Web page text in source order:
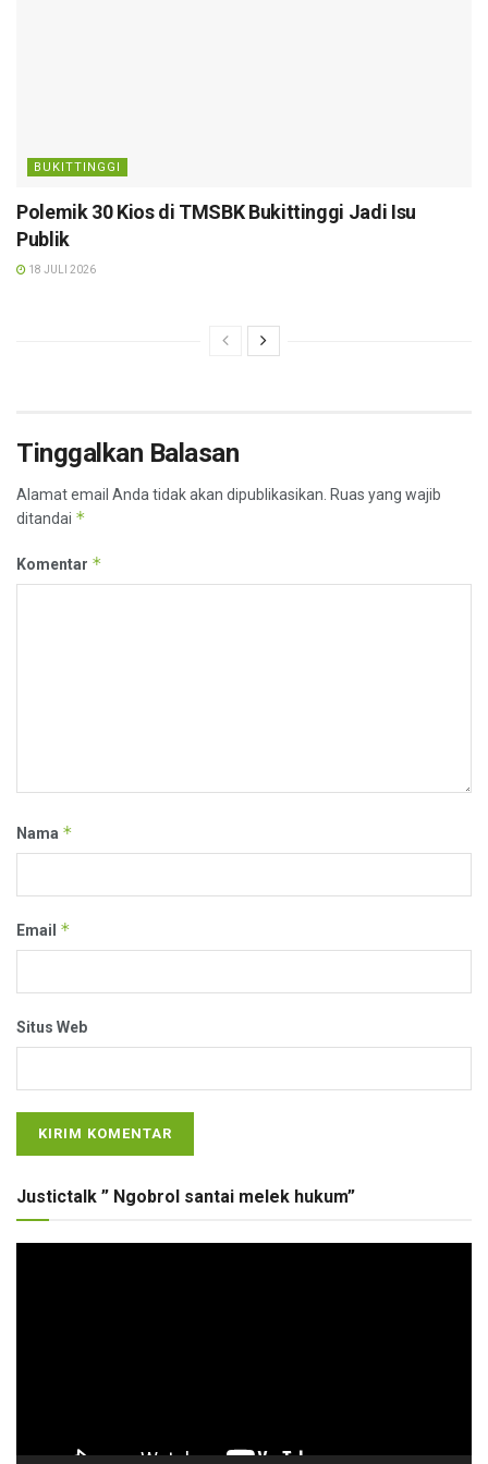
BUKITTINGGI
Polemik 30 Kios di TMSBK Bukittinggi Jadi Isu
Publik
18 JULI 2026
Tinggalkan Balasan
Alamat email Anda tidak akan dipublikasikan. Ruas yang wajib
ditandai *
Komentar *
Nama *
Email *
Situs Web
Justictalk ” Ngobrol santai melek hukum”